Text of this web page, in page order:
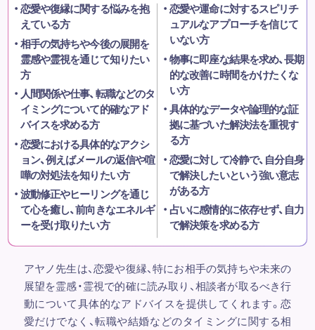
恋愛や復縁に関する悩みを抱
えている方
相手の気持ちや今後の展開を
霊感や霊視を通じて知りたい
方
人間関係や仕事、転職などのタ
イミングについて的確なアド
バイスを求める方
恋愛における具体的なアクシ
ョン、例えばメールの返信や喧
嘩の対処法を知りたい方
波動修正やヒーリングを通じ
て心を癒し、前向きなエネルギ
ーを受け取りたい方
恋愛や運命に対するスピリチ
ュアルなアプローチを信じて
いない方
物事に即座な結果を求め、長期
的な改善に時間をかけたくな
い方
具体的なデータや論理的な証
拠に基づいた解決法を重視す
る方
恋愛に対して冷静で、自分自身
で解決したいという強い意志
がある方
占いに感情的に依存せず、自力
で解決策を求める方
アヤノ先生は、恋愛や復縁、特にお相手の気持ちや未来の
展望を霊感・霊視で的確に読み取り、相談者が取るべき行
動について具体的なアドバイスを提供してくれます。恋
愛だけでなく、転職や結婚などのタイミングに関する相